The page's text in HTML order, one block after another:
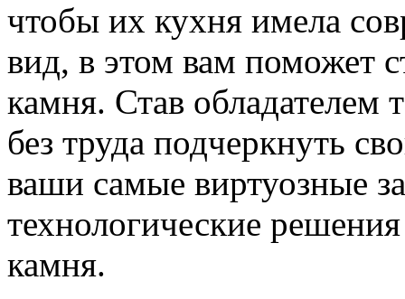
чтобы их кухня имела
вид, в этом вам поможет
камня. Став
без труда подчеркнуть
ваши самые виртуозные
технологические
камня.